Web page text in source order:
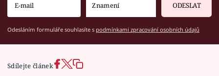
ODESLAT
Odesláním formuláře souhlasíte s podmínkami zpracování osobních údajů
Sdílejte článek